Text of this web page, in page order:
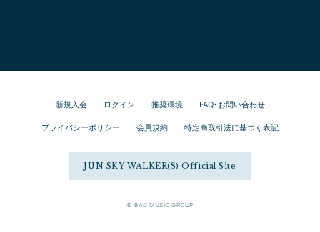
新規入会 ログイン 推奨環境
FAQ・お問い合わせ
プライバシーポリシー
会員規約 特定商取引法に基づく表記
JUN SKY WALKER(S) Official Site
© BAD MUSIC GROUP